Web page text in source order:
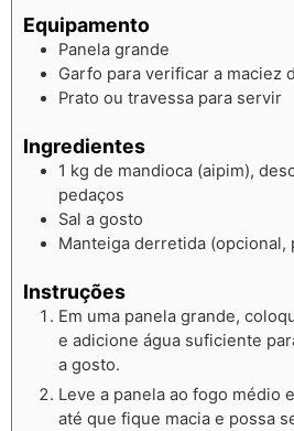
Equipamento
Panela grande
Garfo para verificar a maciez
Prato ou travessa para servir
Ingredientes
1 kg de mandioca (aipim),
pedaços
Sal a gosto
Manteiga derretida (opcional,
Instruções
Em uma panela grande,
e adicione água suficiente
a gosto.
Leve a panela ao fogo médio
até que fique macia e possa